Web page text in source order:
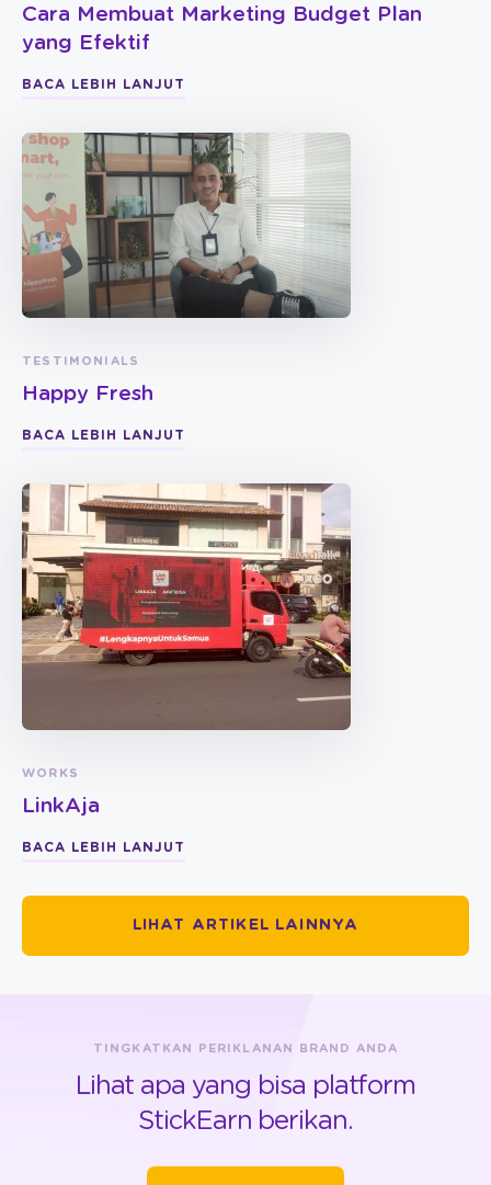
Cara Membuat Marketing Budget Plan
yang Efektif
BACA LEBIH LANJUT
TESTIMONIALS
Happy Fresh
BACA LEBIH LANJUT
WORKS
LinkAja
BACA LEBIH LANJUT
LIHAT ARTIKEL LAINNYA
TINGKATKAN PERIKLANAN BRAND ANDA
Lihat apa yang bisa platform
StickEarn berikan.